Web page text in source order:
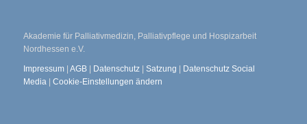
Akademie für Palliativmedizin, Palliativpflege und Hospizarbeit
Nordhessen e.V.
Impressum| AGB Datenschutz| Satzung
Datenschutz Social
Media| Cookie-Einstellungen ändern